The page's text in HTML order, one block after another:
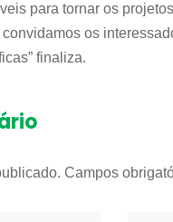
para tornar os
os
finaliza.
Campos